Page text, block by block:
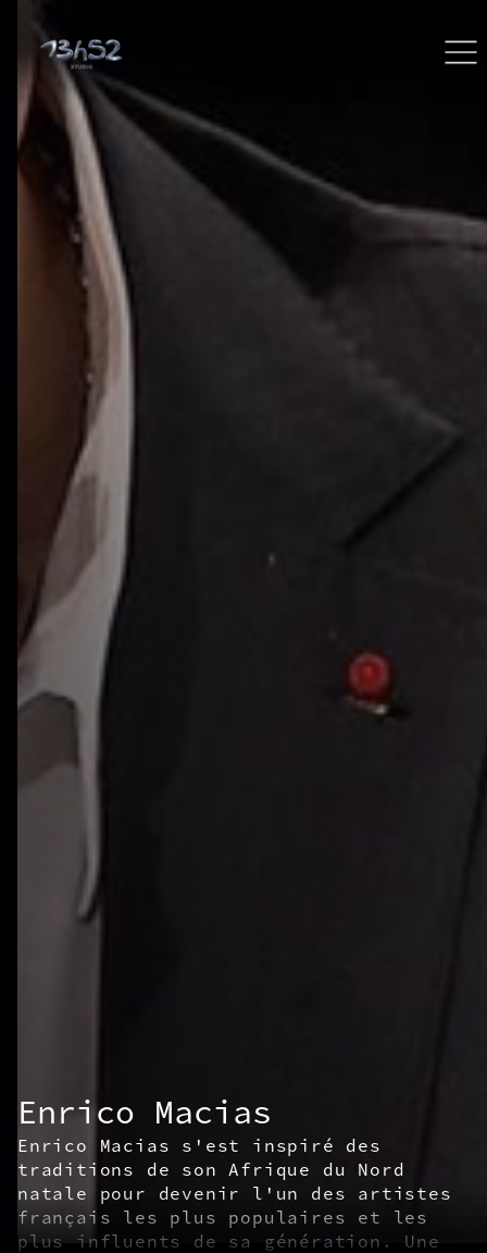
Enrico Macias
Enrico Macias s'est inspiré des
traditions de son Afrique du Nord
natale pour devenir l'un des artistes
français les plus populaires et les
plus influents de sa génération. Une